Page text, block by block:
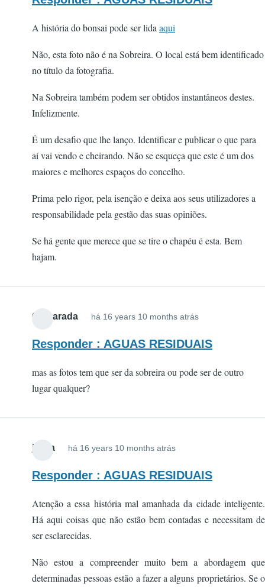
A história do bonsai pode ser lida aqui
Não, esta foto não é na Sobreira. O local está bem identificado
no título da fotografia.
Na Sobreira também podem ser obtidos instantâneos destes.
Infelizmente.
É um desafio que lhe lanço. Identificar e publicar o que para
aí vai vendo e cheirando. Não se esqueça que este é um dos
maiores e melhores espaços do concelho.
Prima pelo rigor, pela isenção e deixa aos seus utilizadores a
responsabilidade pela gestão das suas opiniões.
Se há gente que merece que se tire o chapéu é esta. Bem
hajam.
Camarada há 16 years 10 months atrás
Responder : AGUAS RESIDUAIS
mas as fotos tem que ser da sobreira ou pode ser de outro
lugar qualquer?
jsilva há 16 years 10 months atrás
Responder : AGUAS RESIDUAIS
Atenção a essa história mal amanhada da cidade inteligente.
Há aqui coisas que não estão bem contadas e necessitam de
ser esclarecidas.
Não estou a compreender muito bem a abordagem que
determinadas pessoas estão a fazer a alguns proprietários. Se o